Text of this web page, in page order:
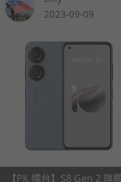
2023-09-09